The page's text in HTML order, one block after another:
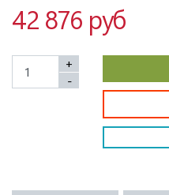
42 876 руб
+
-